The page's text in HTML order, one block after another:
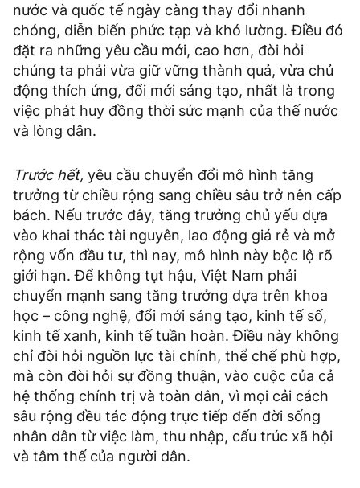
nước và quốc tế ngày càng thay đổi nhanh
chóng, diễn biến phức tạp và khó lường. Điều đó
đặt ra những yêu cầu mới, cao hơn, đòi hỏi
chúng ta phải vừa giữ vững thành quả, vừa chủ
động thích ứng, đổi mới sáng tạo, nhất là trong
việc phát huy đồng thời sức mạnh của thế nước
và lòng dân.
Trước hết, yêu cầu chuyển đổi mô hình tăng
trưởng từ chiều rộng sang chiều sâu trở nên cấp
bách. Nếu trước đây, tăng trưởng chủ yếu dựa
vào khai thác tài nguyên, lao động giá rẻ và mở
rộng vốn đầu tư, thì nay, mô hình này bộc lộ rõ
giới hạn. Để không tụt hậu, Việt Nam phải
chuyển mạnh sang tăng trưởng dựa trên khoa
học – công nghệ, đổi mới sáng tạo, kinh tế số,
kinh tế xanh, kinh tế tuần hoàn. Điều này không
chỉ đòi hỏi nguồn lực tài chính, thể chế phù hợp,
mà còn đòi hỏi sự đồng thuận, vào cuộc của cả
hệ thống chính trị và toàn dân, vì mọi cải cách
sâu rộng đều tác động trực tiếp đến đời sống
nhân dân từ việc làm, thu nhập, cấu trúc xã hội
và tâm thế của người dân.